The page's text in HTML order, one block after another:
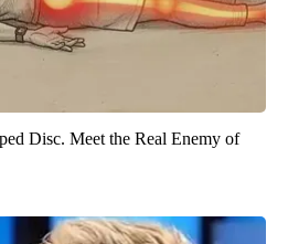
Disc. Meet the Real Enemy of